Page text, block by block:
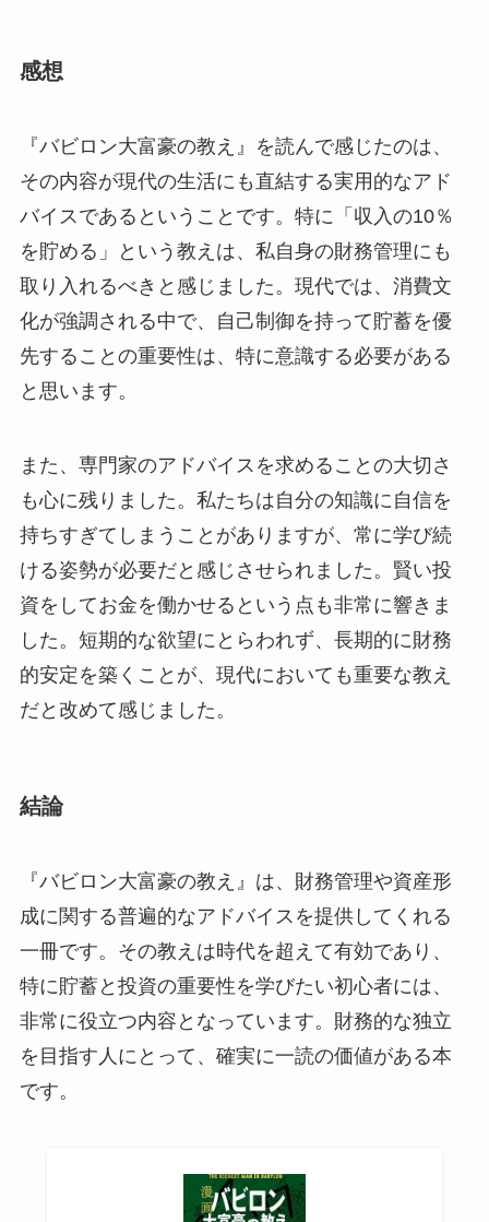
感想
『バビロン大富豪の教え』を読んで感じたのは、
その内容が現代の生活にも直結する実用的なアド
バイスであるということです。特に「収入の10％
を貯める」という教えは、私自身の財務管理にも
取り入れるべきと感じました。現代では、消費文
化が強調される中で、自己制御を持って貯蓄を優
先することの重要性は、特に意識する必要がある
と思います。
また、専門家のアドバイスを求めることの大切さ
も心に残りました。私たちは自分の知識に自信を
持ちすぎてしまうことがありますが、常に学び続
ける姿勢が必要だと感じさせられました。賢い投
資をしてお金を働かせるという点も非常に響きま
した。短期的な欲望にとらわれず、長期的に財務
的安定を築くことが、現代においても重要な教え
だと改めて感じました。
結論
『バビロン大富豪の教え』は、財務管理や資産形
成に関する普遍的なアドバイスを提供してくれる
一冊です。その教えは時代を超えて有効であり、
特に貯蓄と投資の重要性を学びたい初心者には、
非常に役立つ内容となっています。財務的な独立
を目指す人にとって、確実に一読の価値がある本
です。